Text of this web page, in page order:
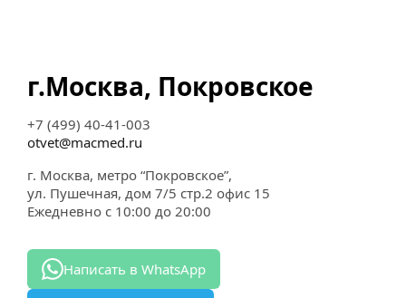
г.Москва, Покровское
+7 (499) 40-41-003
otvet@macmed.ru
г. Москва, метро “Покровское”,
ул. Пушечная, дом 7/5 стр.2 офис 15
Ежедневно с 10:00 до 20:00
Написать в WhatsApp